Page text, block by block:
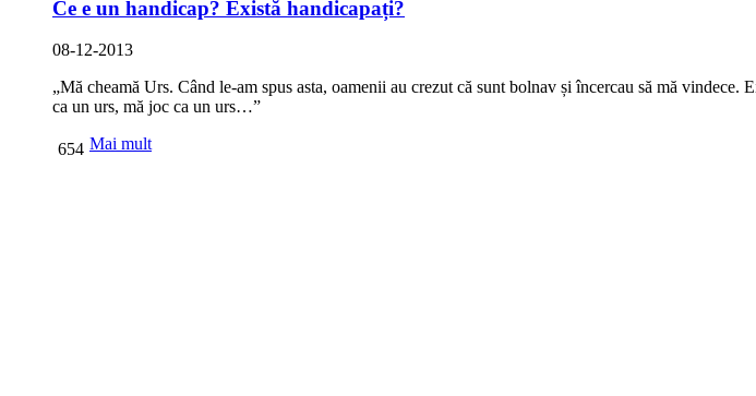
Ce e un handicap? Există handicapați?
08-12-2013
„Mă cheamă Urs. Când le-am spus asta, oamenii au crezut că sunt bolnav și încercau să mă
ca un urs, mă joc ca un urs…”
Mai mult
654